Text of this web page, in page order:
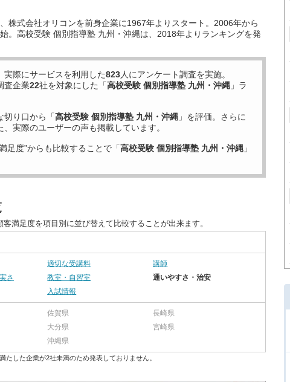
株式会社オリコンを前身企業に1967年よりスタート。2006年から
。高校受験 個別指導塾 九州・沖縄は、2018年よりランキングを発
実際にサービスを利用した823人にアンケート調査を実施。
査企業22社を対象にした「高校受験 個別指導塾 九州・沖縄 」ラ
切り口から「高校受験 個別指導塾 九州・沖縄 」を評価。さらに
実際のユーザーの声も掲載しています。
足度”からも比較することで「高校受験 個別指導塾 九州・沖縄 」
満足度を項目別に並び替えて比較することが出来ます。
適切な受講料
講師
さ
教室・自習室
通いやすさ・治安
入試情報
佐賀県
長崎県
大分県
宮崎県
沖縄県
した企業が2社未満のため発表しておりません。